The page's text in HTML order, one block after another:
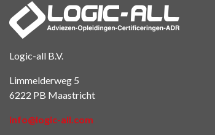
Logic-all B.V.
Limmelderweg 5
6222 PB Maastricht
info@logic-all.com